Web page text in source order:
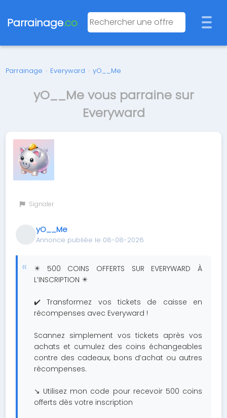
Parrainage.co
Parrainage › Everyward › yO__Me
yO__Me vous parraine sur
Everyward
Signaler
yO__Me
Annonce publiée le 08-08-2026
✴️ 500 COINS OFFERTS SUR EVERYWARD À
L’INSCRIPTION ✴️
✔️ Transformez vos tickets de caisse en
récompenses avec Everyward !
Scannez simplement vos tickets après vos
achats et cumulez des coins échangeables
contre des cadeaux, bons d’achat ou autres
récompenses.
↘️ Utilisez mon code pour recevoir 500 coins
offerts dès votre inscription